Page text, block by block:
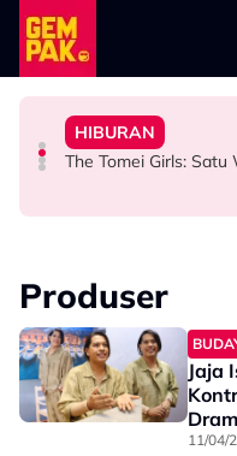
Skip to main content
“Jangan Meroyan,Merentan...” -
Aliff Aziz, Minta
HIBURAN
The Tomei Girls: Satu
“Mungkin Rupa Saya Sesuai…” –
Aziz Anggap M. Nasir
Iqbal Tolak Tawaran
& Popular - “Saya
Produser
Jaja
11/04/